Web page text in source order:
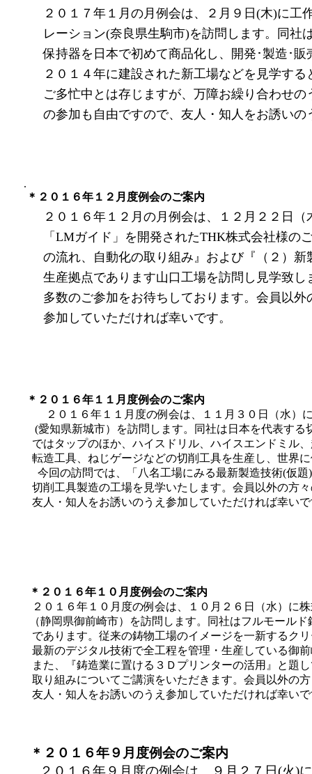
２０１７年１月の月例会は、２月９日(木)に
レーション(奈良県生駒市)を訪問します。同社
保持器を日本で初めて商品化し、開発･製造･
２０１４年に建設された新工場などを見学す
ご多忙中とは存じますが、万障お繰り合わせ
の参加も自由ですので、友人・知人をお誘い
.
＊２０１６年１２月度例会のご案内
２０１６年１２月の月例会は、１２月２２日
「LMガイド」を開発されたTHK株式会社様
の流れ、自動化の取り組み』および『（２）
生産拠点であります山口工場を訪問し見学致
多数のご参加をお待ちしております。会員以
参加していただければ幸いです。
＊２０１６年１１月度例会のご案内
２０１６年１１月度の例会は、１１月３０日（水）
(愛知県新城市）を訪問します。同社は日本を代表する
ではタップのほか、ハイスドリル、ハイスエンドミル
転造工具、ねじゲージなどの切削工具を生産し、世界
今回の訪問では、「八名工場にみる最新製造技術(仮題
切削工具製造の工場を見学いたします。 会員以外の方
友人・知人をお誘いのうえ参加していただければ幸い
＊２０１６年１０月度例会のご案内
２０１６年１０月度の例会は、１０月２６日（水）に
（静岡県御前崎市）を訪問します。同社はフルモールド
であります。従来の鋳物工場のイメージを一新するク
最新のデジタル技術で全工程を管理・生産している御
また、『鋳造業に置ける３Ｄプリンターの活用』と題
取り組みについてご講演をいただきます。 会員以外の
友人・知人をお誘いのうえ参加していただければ幸い
＊２０１６年９月度例会のご案内
２０１６年９月度の例会は、９月２７日(火)